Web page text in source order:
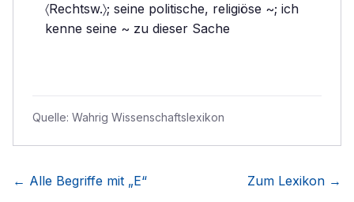
〈Rechtsw.〉; seine politische, religiöse ~; ich
kenne seine ~ zu dieser Sache
Quelle: Wahrig Wissenschaftslexikon
← Alle Begriffe mit „E“ Zum Lexikon →